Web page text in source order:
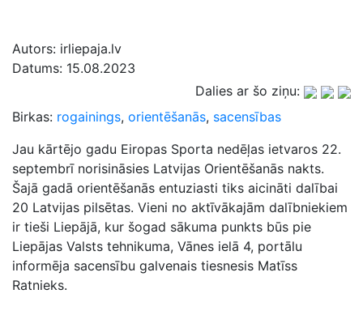
Autors: irliepaja.lv
Datums: 15.08.2023
Dalies ar šo ziņu:
Birkas: rogainings, orientēšanās, sacensības
Jau kārtējo gadu Eiropas Sporta nedēļas ietvaros 22.
septembrī norisināsies Latvijas Orientēšanās nakts.
Šajā gadā orientēšanās entuziasti tiks aicināti dalībai
20 Latvijas pilsētas. Vieni no aktīvākajām dalībniekiem
ir tieši Liepājā, kur šogad sākuma punkts būs pie
Liepājas Valsts tehnikuma, Vānes ielā 4, portālu
informēja sacensību galvenais tiesnesis Matīss
Ratnieks.